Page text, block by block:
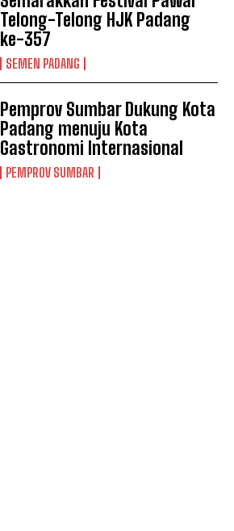
Telong-Telong HJK Padang
ke-357
SEMEN PADANG
Pemprov Sumbar Dukung Kota
Padang menuju Kota
Gastronomi Internasional
PEMPROV SUMBAR